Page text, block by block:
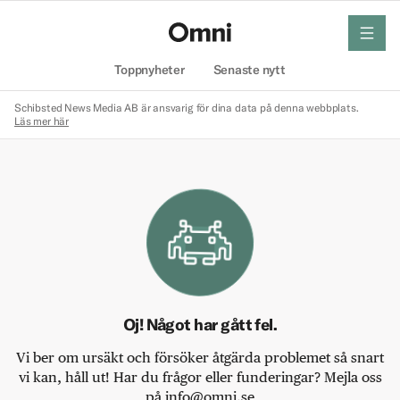
Toppnyheter Senaste nytt
meny
Schibsted News Media AB är ansvarig för dina data på denna webbplats.
Läs mer här
Oj! Något har gått fel.
Vi ber om ursäkt och försöker åtgärda problemet så snart
vi kan, håll ut! Har du frågor eller funderingar? Mejla oss